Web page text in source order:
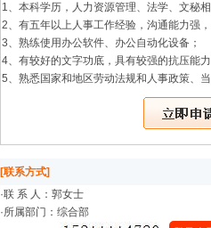
1、本科学历，人力资源管理、法学、文秘
2、有五年以上人事工作经验，沟通能力强
3、熟练使用办公软件、办公自动化设备；
4、有较好的文字功底，具有较强的抗压能
5、熟悉国家和地区劳动法规和人事政策、
[联系方式]
·联 系 人： 郭女士
·所属部门：综合部